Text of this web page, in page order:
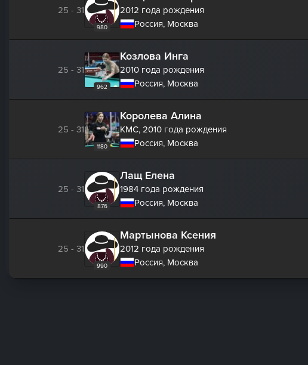
25 - 31
980
2012 года рождения
Россия, Москва
25 - 31
962
Козлова Инга
2010 года рождения
Россия, Москва
25 - 31
1180
Королева Алина
КМС, 2010 года рождения
Россия, Москва
25 - 31
876
Лащ Елена
1984 года рождения
Россия, Москва
25 - 31
990
Мартынова Ксения
2012 года рождения
Россия, Москва